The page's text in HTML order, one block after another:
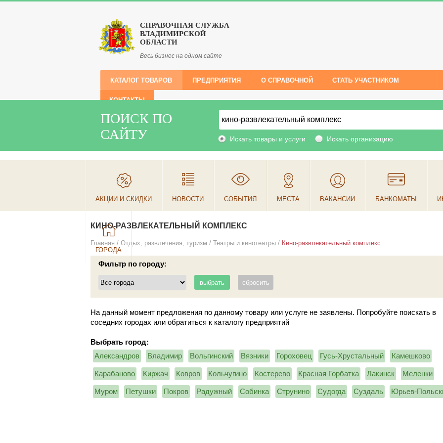
СПРАВОЧНАЯ СЛУЖБА
ВЛАДИМИРСКОЙ
ОБЛАСТИ
Весь бизнес на одном сайте
КАТАЛОГ ТОВАРОВ ПРЕДПРИЯТИЯ О СПРАВОЧНОЙ СТАТЬ УЧАСТНИКОМ
КОНТАКТЫ
ПОИСК ПО
САЙТУ
Искать товары и услуги Искать организацию
АКЦИИ И СКИДКИ НОВОСТИ СОБЫТИЯ МЕСТА ВАКАНСИИ БАНКОМАТЫ
ГОРОДА
КИНО-РАЗВЛЕКАТЕЛЬНЫЙ КОМПЛЕКС
Главная / Отдых, развлечения, туризм / Театры и кинотеатры / Кино-развлекательный комплекс
Фильтр по городу:
На данный момент предложения по данному товару или услуге не заявлены. Попробуйте поискать в
соседних городах или обратиться к каталогу предприятий
Выбрать город:
Александров
Владимир Вольгинский Вязники Гороховец Гусь-Хрустальный Камешково
Карабаново Киржач Ковров Кольчугино Костерево Красная Горбатка Лакинск Меленки
Муром Петушки Покров Радужный Собинка Струнино Судогда Суздаль Юрьев-